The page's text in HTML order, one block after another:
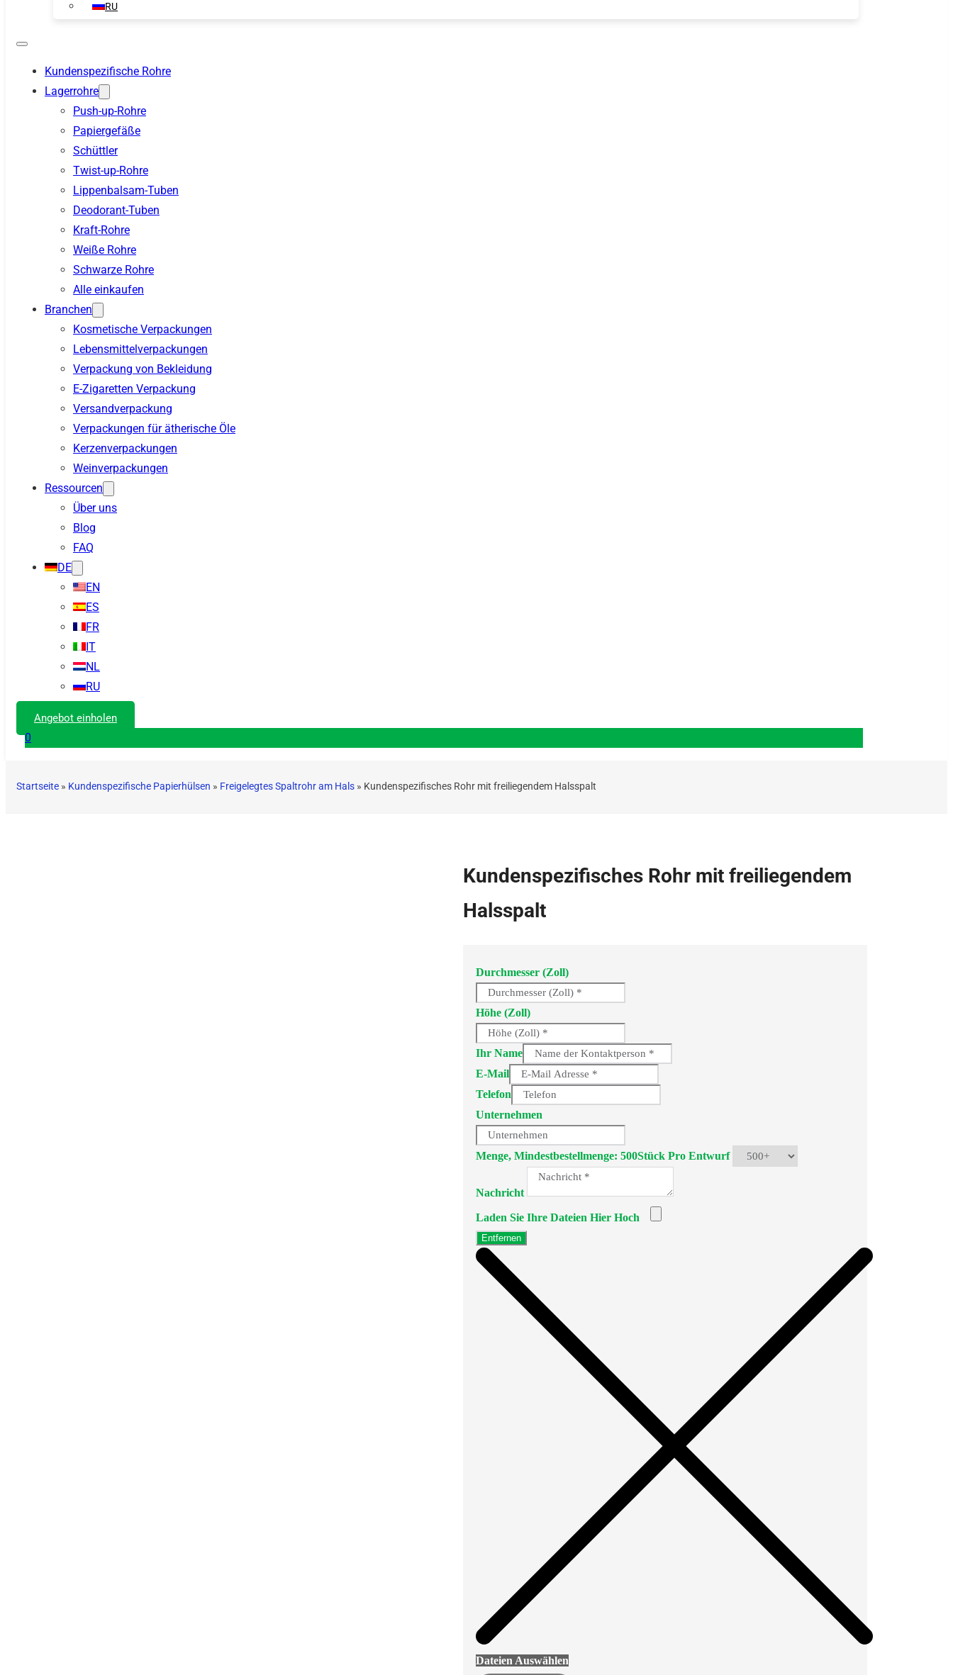
RU
Kundenspezifische Rohre
Lagerrohre
Push-up-Rohre
Papiergefäße
Schüttler
Twist-up-Rohre
Lippenbalsam-Tuben
Deodorant-Tuben
Kraft-Rohre
Weiße Rohre
Schwarze Rohre
Alle einkaufen
Branchen
Kosmetische Verpackungen
Lebensmittelverpackungen
Verpackung von Bekleidung
E-Zigaretten Verpackung
Versandverpackung
Verpackungen für ätherische Öle
Kerzenverpackungen
Weinverpackungen
Ressourcen
Über uns
Blog
FAQ
DE
EN
ES
FR
IT
NL
RU
Angebot einholen
0
Startseite » Kundenspezifische Papierhülsen » Freigelegtes Spaltrohr am Hals » Kundenspezifisches Rohr mit freiliegendem Halsspalt
Kundenspezifisches Rohr mit freiliegendem
Halsspalt
Durchmesser (Zoll)
Höhe (Zoll)
Ihr Name
E-Mail
Telefon
Unternehmen
Menge, Mindestbestellmenge: 500Stück Pro Entwurf
Nachricht
Laden Sie Ihre Dateien Hier Hoch
Entfernen
Dateien Auswählen